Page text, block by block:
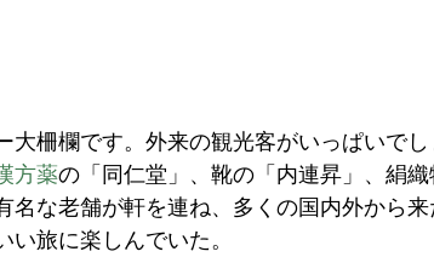
大柵欄です。外来の観光客がいっぱいで
方薬の「同仁堂」、靴の「内連昇」、絹
名な老舗が軒を連ね、多くの国内外から
旅に楽しんでいた。